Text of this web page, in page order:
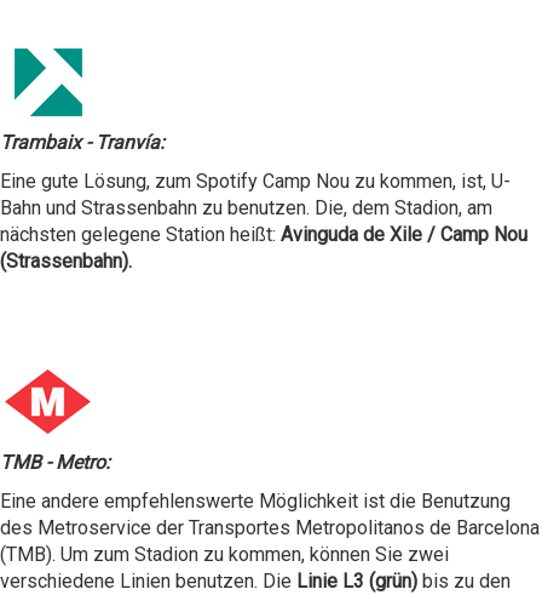
Trambaix - Tranvía:
Eine gute Lösung, zum Spotify Camp Nou zu kommen, ist, U-
Bahn und Strassenbahn zu benutzen. Die, dem Stadion, am
nächsten gelegene Station heißt: Avinguda de Xile / Camp Nou
(Strassenbahn).
TMB - Metro:
Eine andere empfehlenswerte Möglichkeit ist die Benutzung
des Metroservice der Transportes Metropolitanos de Barcelona
(TMB). Um zum Stadion zu kommen, können Sie zwei
verschiedene Linien benutzen. Die Linie L3 (grün) bis zu den